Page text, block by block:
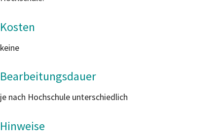
Kosten
keine
Bearbeitungsdauer
je nach Hochschule unterschiedlich
Hinweise